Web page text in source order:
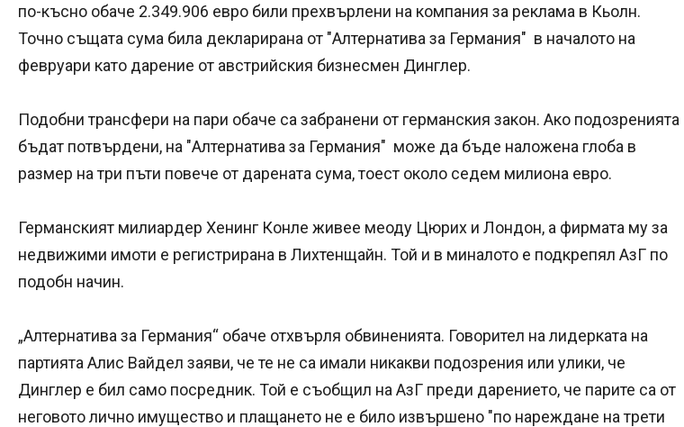
по-късно обаче 2.349.906 евро били прехвърлени на компания за реклама в Кьолн.
Точно същата сума била декларирана от "Алтернатива за Германия" в началото на
февруари като дарение от австрийския бизнесмен Динглер.
Подобни трансфери на пари обаче са забранени от германския закон. Ако подозренията
бъдат потвърдени, на "Алтернатива за Германия" може да бъде наложена глоба в
размер на три пъти повече от дарената сума, тоест около седем милиона евро.
Германският милиардер Хенинг Конле живее меоду Цюрих и Лондон, а фирмата му за
недвижими имоти е регистрирана в Лихтенщайн. Той и в миналото е подкрепял АзГ по
подобн начин.
„Алтернатива за Германия“ обаче отхвърля обвиненията. Говорител на лидерката на
партията Алис Вайдел заяви, че те не са имали никакви подозрения или улики, че
Динглер е бил само посредник. Той е съобщил на АзГ преди дарението, че парите са от
неговото лично имущество и плащането не е било извършено "по нареждане на трети